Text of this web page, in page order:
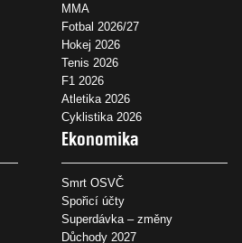
MMA
Fotbal 2026/27
Hokej 2026
Tenis 2026
F1 2026
Atletika 2026
Cyklistika 2026
Ekonomika
Smrt OSVČ
Spořicí účty
Superdávka – změny
Důchody 2027